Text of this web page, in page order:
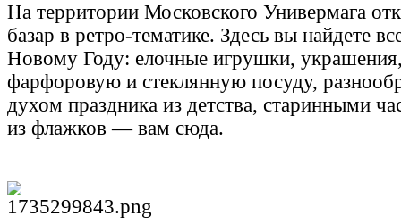
На территории Московского Универмага
базар в ретро-тематике. Здесь вы найдете
Новому Году: елочные игрушки,
фарфоровую и стеклянную посуду,
духом праздника из детства, старинными
из флажков — вам сюда.